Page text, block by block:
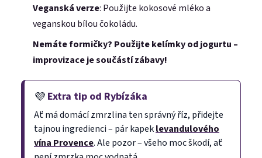
Přihlásit se přes Seznam
Veganská verze: Použijte kokosové mléko a
veganskou bílou čokoládu.
Nemáte formičky? Použijte kelímky od jogurtu –
improvizace je součástí zábavy!
💜 Extra tip od Rybízáka
Ať má domácí zmrzlina ten správný říz, přidejte
tajnou ingredienci – pár kapeklevandulového
vína Provence. Ale pozor – všeho moc škodí, ať